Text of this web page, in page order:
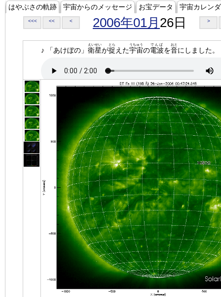
はやぶさの軌跡 宇宙からのメッセージ お宝データ 宇宙カレン
<<< << < 2006年01月 26日 >
♪ 「あけぼの」 衛星
えいせい
が捉
とら
えた宇宙
うちゅう
の電波
でんぱ
を音
おと
にしました。